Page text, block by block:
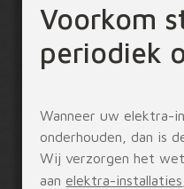
Voorkom
periodiek
Wanneer uw elektra-
onderhouden, dan is
Wij verzorgen het
aan elektra-installaties